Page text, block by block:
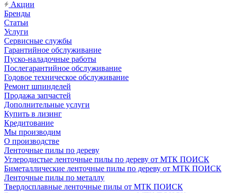
Акции
Бренды
Статьи
Услуги
Сервисные службы
Гарантийное обслуживание
Пуско-наладочные работы
Послегарантийное обслуживание
Годовое техническое обслуживание
Ремонт шпинделей
Продажа запчастей
Дополнительные услуги
Купить в лизинг
Кредитование
Мы производим
О производстве
Ленточные пилы по дереву
Углеродистые ленточные пилы по дереву от МТК ПОИСК
Биметаллические ленточные пилы по дереву от МТК ПОИСК
Ленточные пилы по металлу
Твердосплавные ленточные пилы от МТК ПОИСК